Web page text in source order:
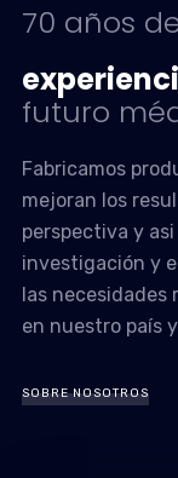
70 años
futuro
Fabricamos
mejoran los
perspectiva y
investigación y
las necesidades
en nuestro país
SOBRE NOSOTROS